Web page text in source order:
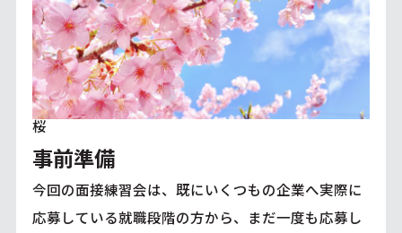
桜
事前準備
今回の面接練習会は、既にいくつもの企業へ実際に
応募している就職段階の方から、まだ一度も応募し